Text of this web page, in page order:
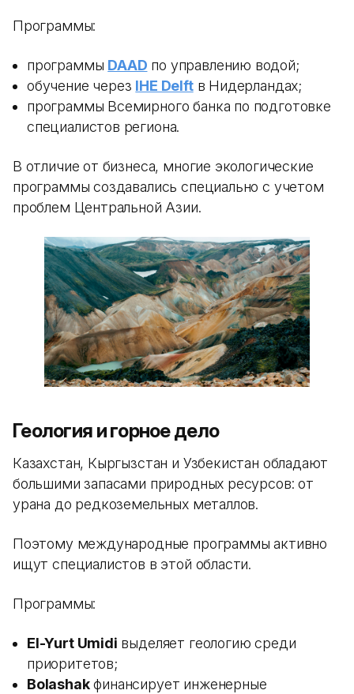
Программы:
программы DAAD по управлению водой;
обучение через IHE Delftв Нидерландах;
программы Всемирного банка по подготовке
специалистов региона.
В отличие от бизнеса, многие экологические
программы создавались специально с учетом
проблем Центральной Азии.
Геология и горное дело
Казахстан, Кыргызстан и Узбекистан обладают
большими запасами природных ресурсов: от
урана до редкоземельных металлов.
Поэтому международные программы активно
ищут специалистов в этой области.
Программы:
El-Yurt Umidi выделяет геологию среди
приоритетов;
Bolashakфинансирует инженерные